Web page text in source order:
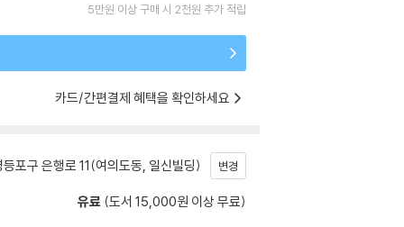
5만원 이상 구매 시 2천원 추가 적립
카드/간편결제 혜택을 확인하세요
포구 은행로 11(여의도동, 일신빌딩) 변경
유료 (도서 15,000원 이상 무료)